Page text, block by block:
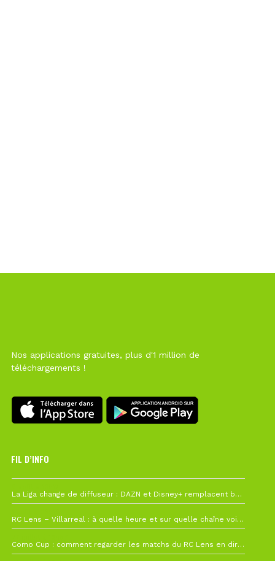
Nos applications gratuites, plus d'1 million de
téléchargements !
FIL D’INFO
La Liga change de diffuseur : DAZN et Disney+ remplacent beIN Sports !
RC Lens – Villarreal : à quelle heure et sur quelle chaîne voir la finale de la Como Cup ?
Como Cup : comment regarder les matchs du RC Lens en direct ?